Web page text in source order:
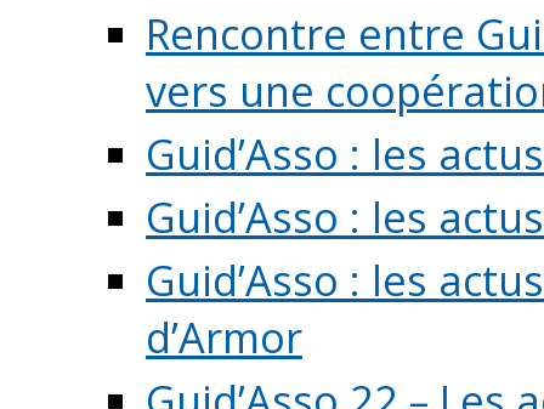
Rencontre entre
vers une
Guid’Asso : les
Guid’Asso : les
Guid’Asso : les
d’Armor